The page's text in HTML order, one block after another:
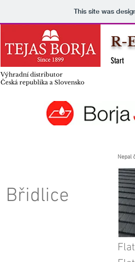
This site was
R-
Start
Výhradní distributor
Česká republika a Slovensko
Břidlice
Nepal